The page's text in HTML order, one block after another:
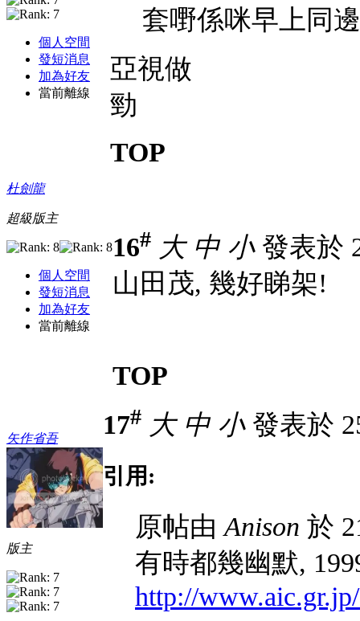
個人空間
發短消息
加為好友
當前離線
套嘢係咪早上同
亞視做
勁
TOP
杜劍龍
超級版主
個人空間
發短消息
加為好友
當前離線
16# 大 中 小發表於
山田茂, 幾好睇架!
TOP
矢作省吾
版主
17# 大 中 小發表於
引用:
原帖由Anison 於
有時都幾幽默,
http://